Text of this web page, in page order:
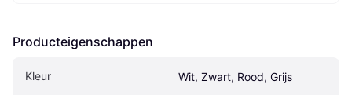
Producteigenschappen
Kleur Wit, Zwart, Rood, Grijs